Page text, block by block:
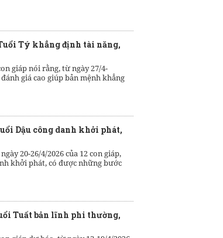
Tý khẳng định tài năng,
giáp nói rằng, từ ngày 27/4-
giá cao giúp bản mệnh khẳng
Dậu công danh khởi phát,
20-26/4/2026 của 12 con giáp,
khởi phát, có được những bước
Tuất bản lĩnh phi thường,